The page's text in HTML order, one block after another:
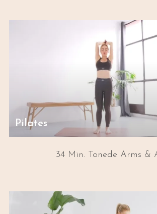
Pilates
34 Min. Tonede Arms &